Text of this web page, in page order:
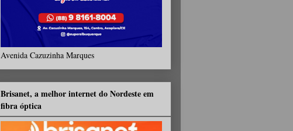
Avenida Cazuzinha Marques
Brisanet, a melhor internet do Nordeste em
fibra óptica